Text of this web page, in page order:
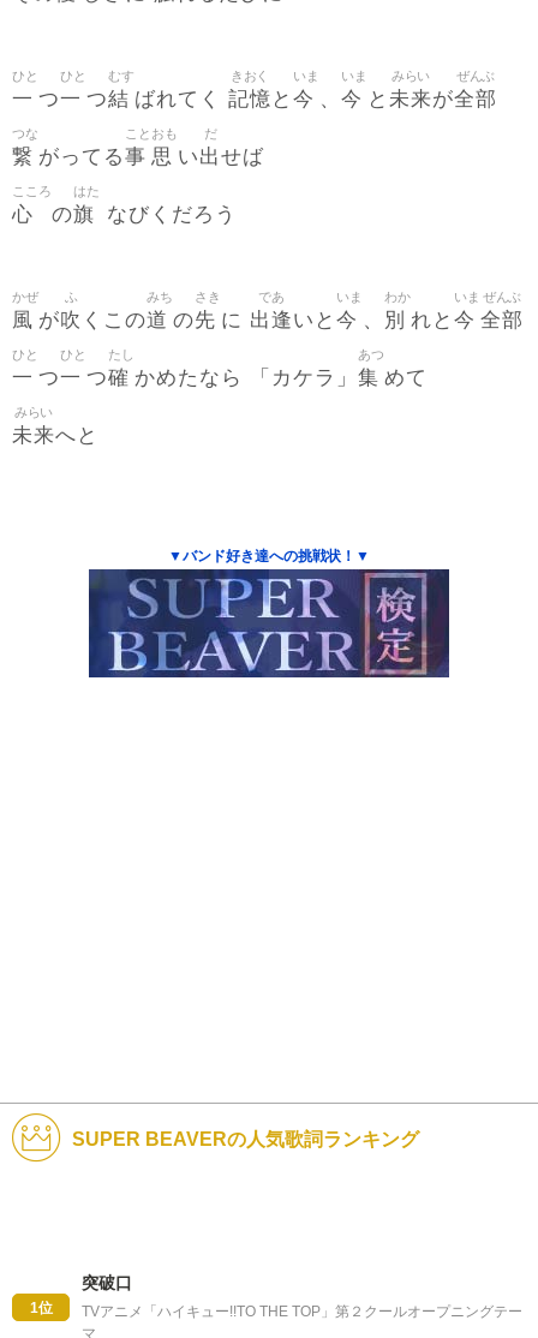
一
ひと
つ一
ひと
つ結
むす
ばれてく 記憶
きおく
と 今
いま
、 今
いま
と 未来
みらい
が全部
ぜんぶ
繋
つな
がってる事
こと
思
おも
い出
だ
せば
心
こころ
の旗
はた
なびくだろう
風
かぜ
が吹
ふ
くこの道
みち
の先
さき
に 出逢
であ
いと 今
いま
、 別
わか
れと 今
いま
全部
ぜんぶ
一
ひと
つ一
ひと
つ確
たし
かめたなら 「カケラ」 集
あつ
めて
未来
みらい
へと
▼バンド好き達への挑戦状！▼
SUPER BEAVERの人気歌詞ランキング
1位
突破口
TVアニメ「ハイキュー!!TO THE TOP」第２クールオープニングテー
マ